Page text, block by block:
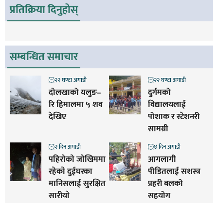
प्रतिक्रिया दिनुहोस्
सम्बन्धित समाचार
दोलखाको यलुङ–
रि हिमालमा ५ शव
देखिए
२२ घण्टा अगाडी
दुर्गमको
विद्यालयलाई
पोशाक र स्टेशनरी
सामग्री
२२ घण्टा अगाडी
पहिराेकाे जाेखिममा
रहेकाे दुईघरका
मानिसलाई सुरक्षित
सारीयाे
२ दिन अगाडी
आगलागी
पीडितलाई सशस्त्र
प्रहरी बलको
सहयोग
४ दिन अगाडी